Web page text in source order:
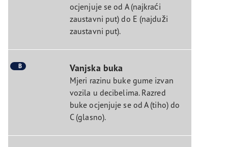
ocjenjuje se od A (najkraći
zaustavni put) do E (najduži
zaustavni put).
B Vanjska buka
Mjeri razinu buke gume izvan
vozila u decibelima. Razred
buke ocjenjuje se od A (tiho) do
C (glasno).